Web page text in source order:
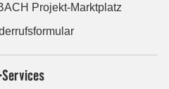
Projekt-Marktplatz